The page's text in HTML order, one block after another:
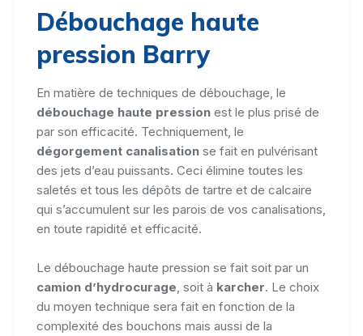
Débouchage haute
pression Barry
En matière de techniques de débouchage, le
débouchage haute pression est le plus prisé de
par son efficacité. Techniquement, le
dégorgement canalisation se fait en pulvérisant
des jets d’eau puissants. Ceci élimine toutes les
saletés et tous les dépôts de tartre et de calcaire
qui s’accumulent sur les parois de vos canalisations,
en toute rapidité et efficacité.
Le débouchage haute pression se fait soit par un
camion d’hydrocurage , soit à karcher. Le choix
du moyen technique sera fait en fonction de la
complexité des bouchons mais aussi de la